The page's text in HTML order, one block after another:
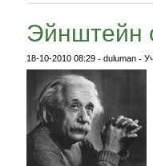
Эйнштейн
18-10-2010 08:29 -duluman -